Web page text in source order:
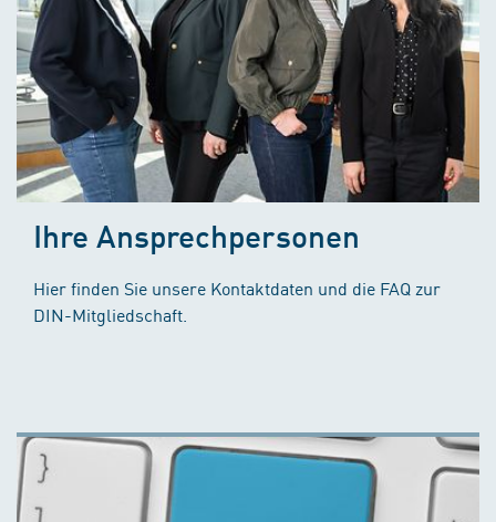
Ihre Ansprechpersonen
Hier finden Sie unsere Kontaktdaten und die FAQ zur
DIN-Mitgliedschaft.